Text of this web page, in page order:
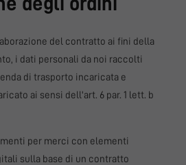
del contratto ai fini della
i dati personali da noi raccolti
di trasporto incaricata e
ai sensi dell'art. 6 par. 1 lett. b
per merci con elementi
sulla base di un contratto